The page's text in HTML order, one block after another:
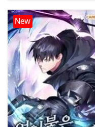
Chapter 78
Chapter 77
Chapter 76
Chapter 75
Chapter 74
New